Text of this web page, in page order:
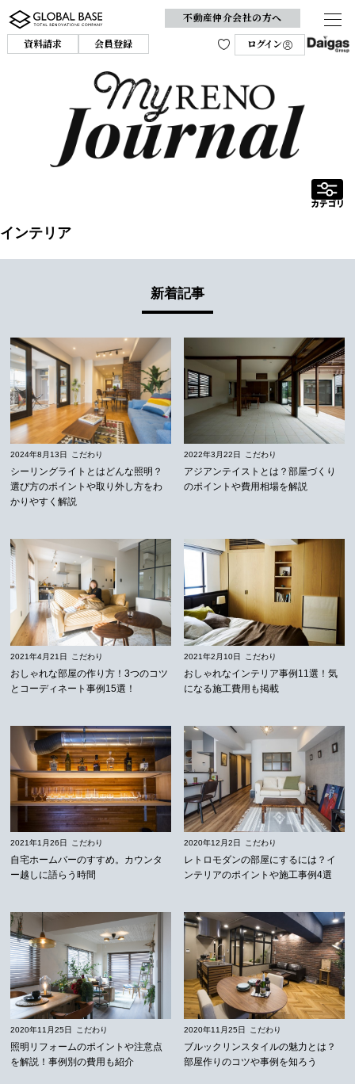
不動産仲介会社の方へ
資料請求
会員登録 ログイン
インテリア
新着記事
2024年8月13日 こだわり
シーリングライトとはどんな照明？
選び方のポイントや取り外し方をわ
かりやすく解説
2022年3月22日 こだわり
アジアンテイストとは？部屋づくり
のポイントや費用相場を解説
2021年4月21日 こだわり
おしゃれな部屋の作り方！3つのコツ
とコーディネート事例15選！
2021年2月10日 こだわり
おしゃれなインテリア事例11選！気
になる施工費用も掲載
2021年1月26日 こだわり
自宅ホームバーのすすめ。カウンタ
ー越しに語らう時間
2020年12月2日 こだわり
レトロモダンの部屋にするには？イ
ンテリアのポイントや施工事例4選
2020年11月25日 こだわり
照明リフォームのポイントや注意点
を解説！事例別の費用も紹介
2020年11月25日 こだわり
ブルックリンスタイルの魅力とは？
部屋作りのコツや事例を知ろう